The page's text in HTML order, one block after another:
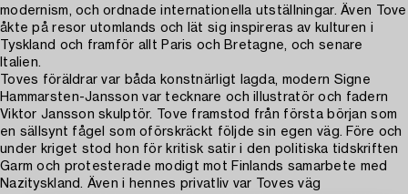
modernism, och ordnade internationella utställningar. Även Tove
åkte på resor utomlands och lät sig inspireras av kulturen i
Tyskland och framför allt Paris och Bretagne, och senare
Italien.
Toves föräldrar var båda konstnärligt lagda, modern Signe
Hammarsten-Jansson var tecknare och illustratör och fadern
Viktor Jansson skulptör. Tove framstod från första början som
en sällsynt fågel som oförskräckt följde sin egen väg. Före och
under kriget stod hon för kritisk satir i den politiska tidskriften
Garm och protesterade modigt mot Finlands samarbete med
Nazityskland. Även i hennes privatliv var Toves väg